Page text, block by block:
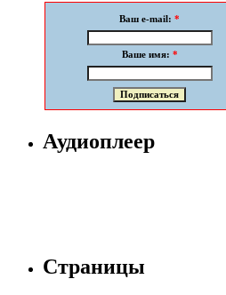
Ваш e-mail: *
Ваше имя: *
Аудиоплеер
Страницы